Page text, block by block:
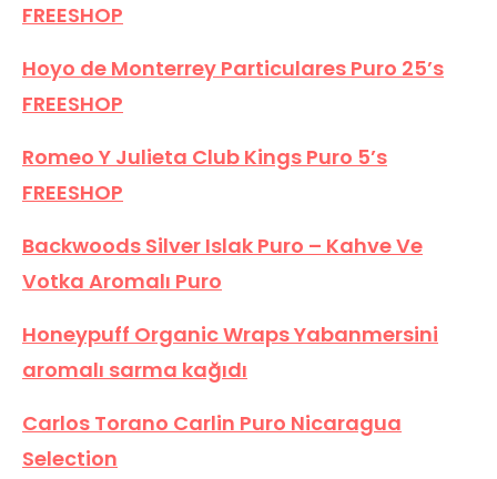
FREESHOP
Hoyo de Monterrey Particulares Puro 25’s
FREESHOP
Romeo Y Julieta Club Kings Puro 5’s
FREESHOP
Backwoods Silver Islak Puro – Kahve Ve
Votka Aromalı Puro
Honeypuff Organic Wraps Yabanmersini
aromalı sarma kağıdı
Carlos Torano Carlin Puro Nicaragua
Selection